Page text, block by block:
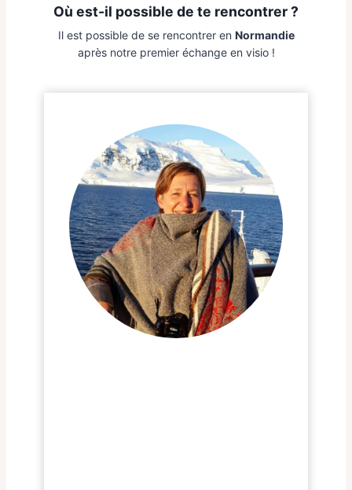
Où est-il possible de te rencontrer ?
Il est possible de se rencontrer en Normandie
après notre premier échange en visio !